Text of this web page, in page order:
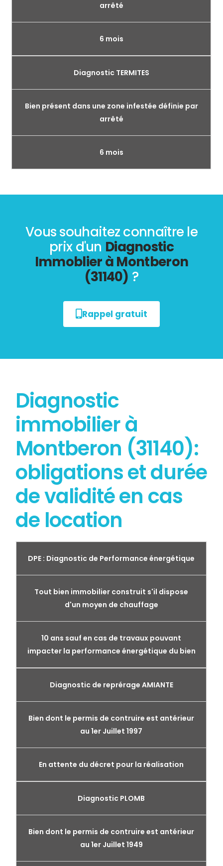
arrêté
6 mois
Diagnostic TERMITES
Bien présent dans une zone infestée définie par
arrêté
6 mois
Vous souhaitez connaître le
prix d'un Diagnostic
Immoblier à Montberon
(31140) ?
Rappel gratuit
Diagnostic
immobilier à
Montberon (31140):
obligations et durée
de validité en cas
de location
DPE : Diagnostic de Performance énergétique
Tout bien immobilier construit s'il dispose
d'un moyen de chauffage
10 ans sauf en cas de travaux pouvant
impacter la performance énergétique du bien
Diagnostic de reprérage AMIANTE
Bien dont le permis de contruire est antérieur
au 1er Juillet 1997
En attente du décret pour la réalisation
Diagnostic PLOMB
Bien dont le permis de contruire est antérieur
au 1er Juillet 1949